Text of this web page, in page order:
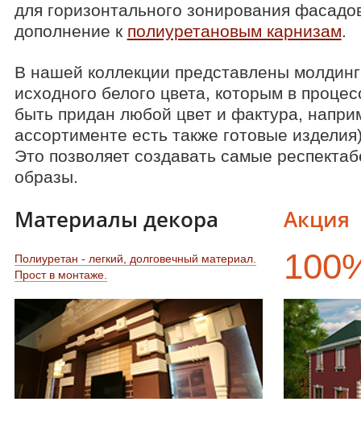
для горизонтального зонирования
дополнение к полиуретановым карнизам.
В нашей коллекции представлены
исходного белого цвета, которым в
быть придан любой цвет и фактура,
ассортименте есть также готовые
Это позволяет создавать самые
образы.
Акция
Материалы декора
Полиуретан - легкий, долговечный материал.
Прост в монтаже.